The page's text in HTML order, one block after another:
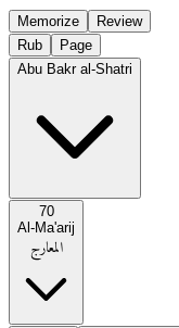
Memorize
Review
Rub
Page
Abu Bakr al-Shatri
70
Al-Ma'arij
المعارج